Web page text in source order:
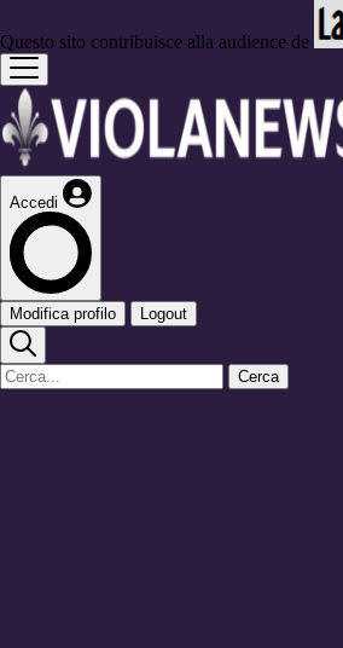
Questo sito contribuisce alla audience de
Accedi
Modifica profilo Logout
Cerca